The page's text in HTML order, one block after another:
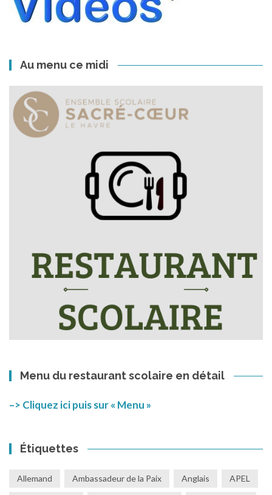
Au menu ce midi
Menu du restaurant scolaire en détail
–> Cliquez ici puis sur « Menu »
Étiquettes
Allemand Ambassadeur de la Paix Anglais APEL